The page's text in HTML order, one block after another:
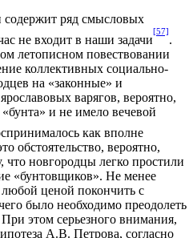
содержит ряд смысловых
не входит в наши задачи
[57]
.
летописном повествовании
коллективных социально-
на «законные» и
варягов, вероятно,
и не имело вечевой
как вполне
обстоятельство, вероятно,
что новгородцы легко простили
«бунтовщиков». Не менее
ценой покончить с
было необходимо преодолеть
этом серьезного внимания,
А.В. Петрова, согласно